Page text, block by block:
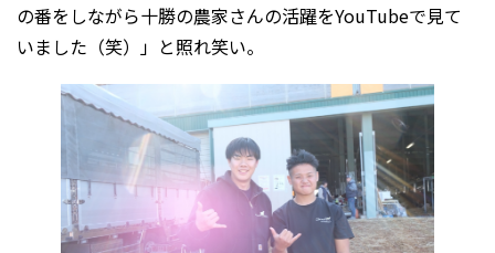
の番をしながら十勝の農家さんの活躍をYouTubeで見て
いました（笑）」と照れ笑い。